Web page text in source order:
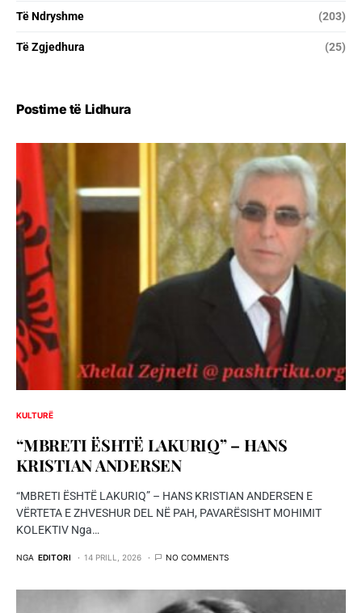
Të Ndryshme (203)
Të Zgjedhura (25)
Postime të Lidhura
KULTURË
“MBRETI ËSHTË LAKURIQ” – HANS
KRISTIAN ANDERSEN
“MBRETI ËSHTË LAKURIQ” – HANS KRISTIAN ANDERSEN E
VËRTETA E ZHVESHUR DEL NË PAH, PAVARËSISHT MOHIMIT
KOLEKTIV Nga…
NGA EDITORI 14 PRILL, 2026 NO COMMENTS